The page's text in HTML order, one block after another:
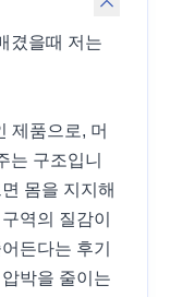
겼을때 저는
제품으로, 머
는 구조입니
몸을 지지해
역의 질감이
든다는 후기
박을 줄이는